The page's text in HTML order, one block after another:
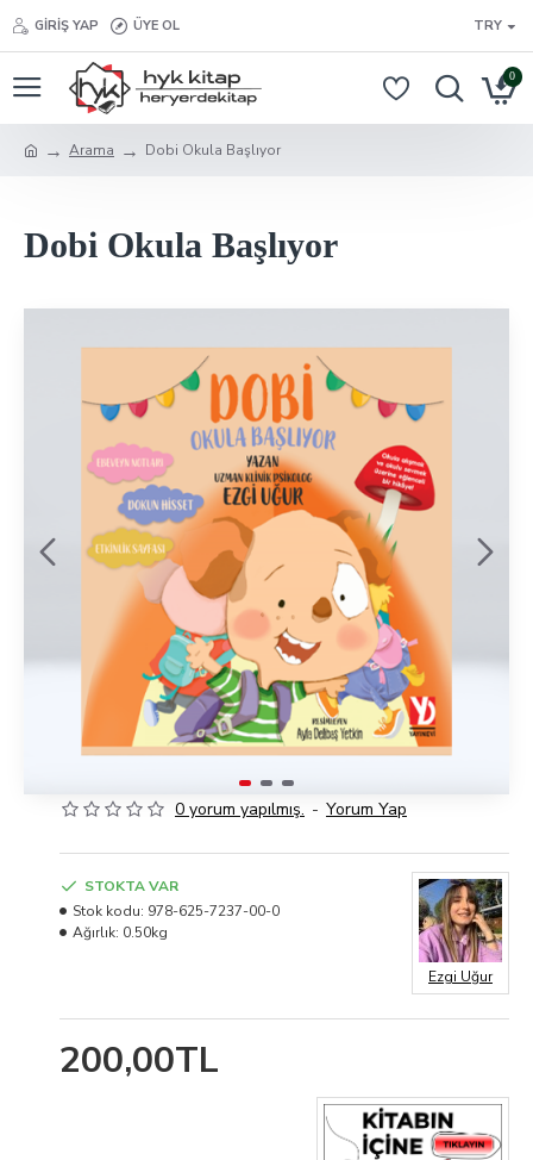
GIRIŞ YAP ÜYE OL TRY
0
Arama Dobi Okula Başlıyor
Dobi Okula Başlıyor
0 yorum yapılmış. - Yorum Yap
200,00TL
STOKTA VAR
Stok kodu: 978-625-7237-00-0
Ağırlık: 0.50kg
Ezgi Uğur